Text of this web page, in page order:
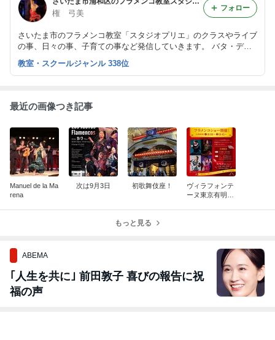
権 弓美
さいたま市のフラメンコ教室「スタジオプリエ」のクラスやライブ
の事、日々の事、子育ての事など発信していきます。 バタ・デ・
コーラのレッスンに力を入れています♪
フォロー
教室・スクールジャンル 338位
最近の画像つき記事
Manuel de la Ma
rena
次は9月3日 初歌舞伎座！
ヴィラフォンテ
ーヌ東京有明、
もっと見る
ABEMA
｢人生を共に｣ 前田敦子 喜びの報告に祝
福の声